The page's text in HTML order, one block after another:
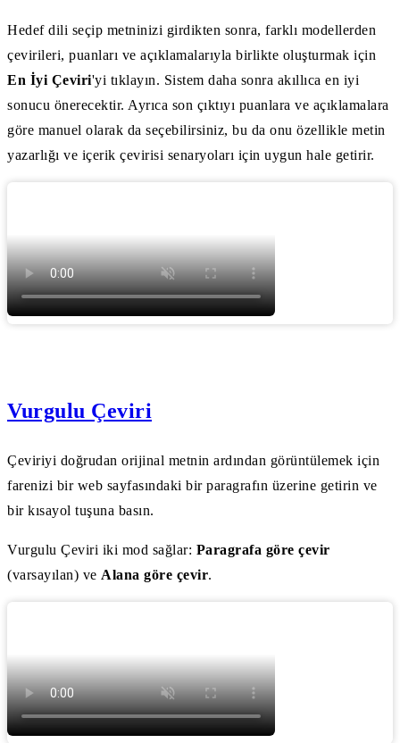
Hedef dili seçip metninizi girdikten sonra, farklı modellerden
çevirileri, puanları ve açıklamalarıyla birlikte oluşturmak için
En İyi Çeviri'yi tıklayın. Sistem daha sonra akıllıca en iyi
sonucu önerecektir. Ayrıca son çıktıyı puanlara ve açıklamalara
göre manuel olarak da seçebilirsiniz, bu da onu özellikle metin
yazarlığı ve içerik çevirisi senaryoları için uygun hale getirir.
Vurgulu Çeviri
Çeviriyi doğrudan orijinal metnin ardından görüntülemek için
farenizi bir web sayfasındaki bir paragrafın üzerine getirin ve
bir kısayol tuşuna basın.
Vurgulu Çeviri iki mod sağlar: Paragrafa göre çevir
(varsayılan) ve Alana göre çevir.